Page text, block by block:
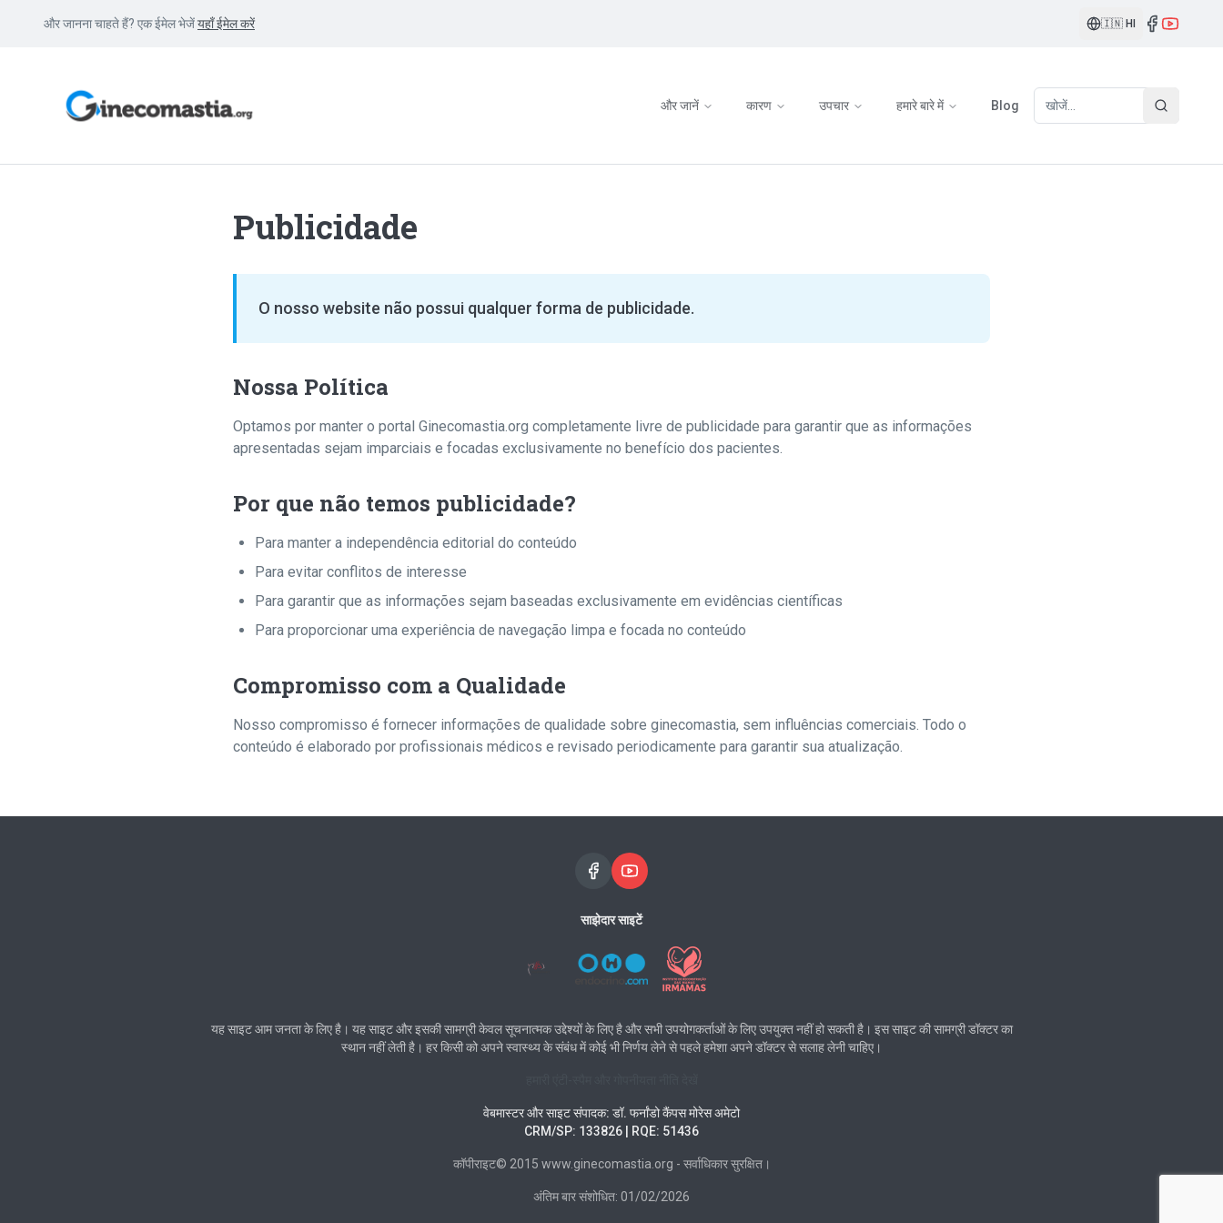
और जानना चाहते हैं? एक ईमेल भेजेंयहाँ ईमेल करें 🇮🇳 HI
और जानें कारण उपचार हमारे बारे में Blog
Publicidade
O nosso website não possui qualquer forma de publicidade.
Nossa Política
Optamos por manter o portal Ginecomastia.org completamente livre de publicidade para garantir que as informações
apresentadas sejam imparciais e focadas exclusivamente no benefício dos pacientes.
Por que não temos publicidade?
Para manter a independência editorial do conteúdo
Para evitar conflitos de interesse
Para garantir que as informações sejam baseadas exclusivamente em evidências científicas
Para proporcionar uma experiência de navegação limpa e focada no conteúdo
Compromisso com a Qualidade
Nosso compromisso é fornecer informações de qualidade sobre ginecomastia, sem influências comerciais. Todo o
conteúdo é elaborado por profissionais médicos e revisado periodicamente para garantir sua atualização.
साझेदार साइटें
यह साइट आम जनता के लिए है। यह साइट और इसकी सामग्री केवल सूचनात्मक उद्देश्यों के लिए है और सभी उपयोगकर्ताओं के लिए उपयुक्त नहीं हो सकती है। इस साइट की सामग्री डॉक्टर का
स्थान नहीं लेती है। हर किसी को अपने स्वास्थ्य के संबंध में कोई भी निर्णय लेने से पहले हमेशा अपने डॉक्टर से सलाह लेनी चाहिए।
वेबमास्टर और साइट संपादक: डॉ. फर्नांडो कैंपस मोरेस अमेटो
CRM/SP: 133826 | RQE: 51436
कॉपीराइट© 2015 www.ginecomastia.org - सर्वाधिकार सुरक्षित।
अंतिम बार संशोधित: 01/02/2026